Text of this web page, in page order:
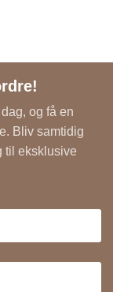
og få en
Bliv samtidig
til eksklusive